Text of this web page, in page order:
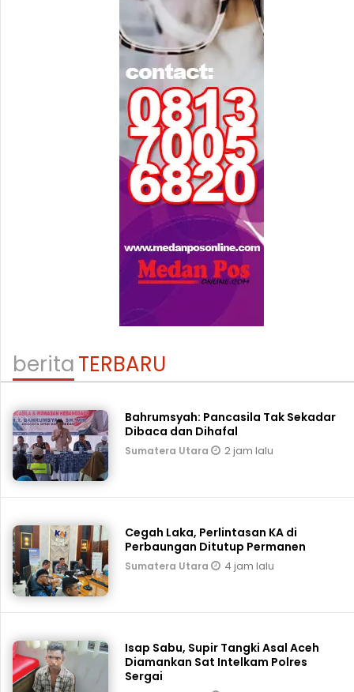
beritaTERBARU
Bahrumsyah: Pancasila Tak Sekadar
Dibaca dan Dihafal
Sumatera Utara 2 jam lalu
Cegah Laka, Perlintasan KA di
Perbaungan Ditutup Permanen
Sumatera Utara 4 jam lalu
Isap Sabu, Supir Tangki Asal Aceh
Diamankan Sat Intelkam Polres
Sergai